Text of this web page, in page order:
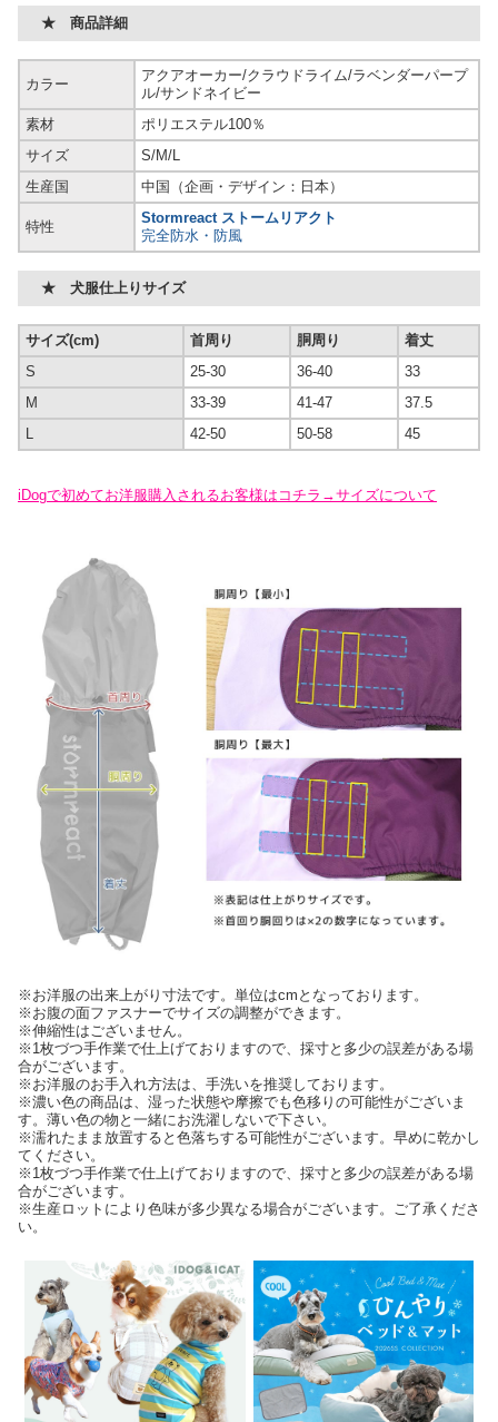
★ 商品詳細
カラー
アクアオーカー/クラウドライム/ラベンダーパープ
ル/サンドネイビー
素材
ポリエステル100％
サイズ
S/M/L
生産国
中国（企画・デザイン：日本）
特性
Stormreact ストームリアクト
完全防水・防風
★ 犬服仕上りサイズ
サイズ(cm) 首周り 胴周り
着丈
S
25-30 36-40
33
M
33-39 41-47
37.5
L
42-50 50-58 45
iDogで初めてお洋服購入されるお客様はコチラ→サイズについて
※お洋服の出来上がり寸法です。単位はcmとなっております。
※お腹の面ファスナーでサイズの調整ができます。
※伸縮性はございません。
※1枚づつ手作業で仕上げておりますので、採寸と多少の誤差がある場
合がございます。
※お洋服のお手入れ方法は、手洗いを推奨しております。
※濃い色の商品は、湿った状態や摩擦でも色移りの可能性がございま
す。薄い色の物と一緒にお洗濯しないで下さい。
※濡れたまま放置すると色落ちする可能性がございます。早めに乾かし
てください。
※1枚づつ手作業で仕上げておりますので、採寸と多少の誤差がある場
合がございます。
※生産ロットにより色味が多少異なる場合がございます。ご了承くださ
い。